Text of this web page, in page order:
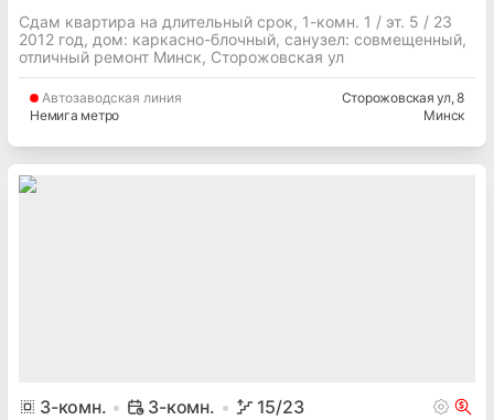
Сдам квартира на длительный срок, 1-комн. 1 / эт. 5 / 23
2012 год, дом: каркасно-блочный, cанузел: совмещенный,
отличный ремонт Минск, Сторожовская ул
Автозаводская линия
Немига метро
Сторожовская ул, 8
Минск
3-комн. 3-комн. 15/23